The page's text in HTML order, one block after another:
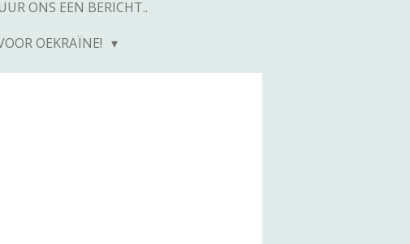
ONS EEN BERICHT..
OEKRAÏNE!